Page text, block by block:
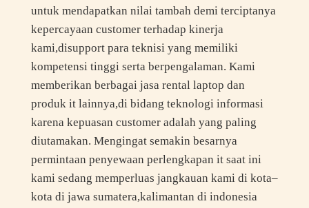
untuk mendapatkan nilai tambah demi terciptanya
kepercayaan customer terhadap kinerja
kami,disupport para teknisi yang memiliki
kompetensi tinggi serta berpengalaman. Kami
memberikan berbagai jasa rental laptop dan
produk it lainnya,di bidang teknologi informasi
karena kepuasan customer adalah yang paling
diutamakan. Mengingat semakin besarnya
permintaan penyewaan perlengkapan it saat ini
kami sedang memperluas jangkauan kami di kota–
kota di jawa sumatera,kalimantan di indonesia